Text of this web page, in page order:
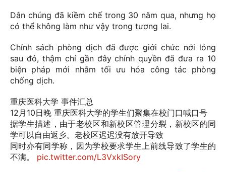
Dân chúng đã kiềm chế trong 30 năm qua, nhưng họ
có thể không làm như vậy trong tương lai.
Chính sách phòng dịch đã được giới chức nới lỏng
sau đó, thậm chí gần đây chính quyền đã đưa ra 10
biện pháp mới nhằm tối ưu hóa công tác phòng
chống dịch.
重庆医科大学 事件汇总
12月10日晚 重庆医科大学的学生们聚集在校门口喊口号
据学生描述，由于老校区和新校区管理分裂，新校区的同
学可以自由返乡。老校区迟迟没有放开导致
同时亦有同学称，因为学校要求学生上前线导致了学生的
不满。 pic.twitter.com/L3VxkISory